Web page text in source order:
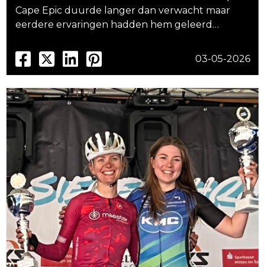
Cape Epic duurde langer dan verwacht maar
eerdere ervaringen hadden hem geleerd…
03-05-2026